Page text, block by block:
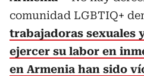
comunidad LGBTIQ+
trabajadoras sexuales
ejercer su labor en
en Armenia han sido